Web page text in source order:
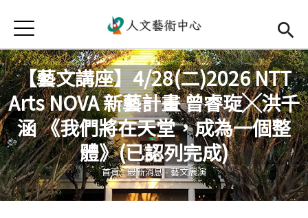
首頁
首頁
最新消息
中心簡介
Open
師資陣容
Open
藝文活動
【藝文講座】4/28(二)2026 NTT
Arts NOVA 新藝計畫 曾睿琁╳洪千
涵 《我們將在天堂，成為一個整
體》(已認列完成)
您在這裡
首頁-最新消息 -藝文展演